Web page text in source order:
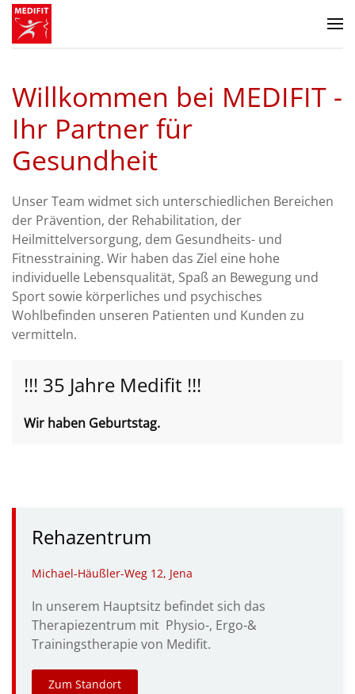
Zum Hauptinhalt springen
Willkommen bei MEDIFIT -
Ihr Partner für
Gesundheit
Unser Team widmet sich unterschiedlichen Bereichen
der Prävention, der Rehabilitation, der
Heilmittelversorgung, dem Gesundheits- und
Fitnesstraining. Wir haben das Ziel eine hohe
individuelle Lebensqualität, Spaß an Bewegung und
Sport sowie körperliches und psychisches
Wohlbefinden unseren Patienten und Kunden zu
vermitteln.
!!! 35 Jahre Medifit !!!
Wir haben Geburtstag.
Rehazentrum
Michael-Häußler-Weg 12, Jena
In unserem Hauptsitz befindet sich das
Therapiezentrum mit Physio-, Ergo-&
Trainingstherapie von Medifit.
Zum Standort